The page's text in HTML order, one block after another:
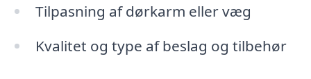
Tilpasning af dørkarm eller væg
Kvalitet og type af beslag og tilbehør